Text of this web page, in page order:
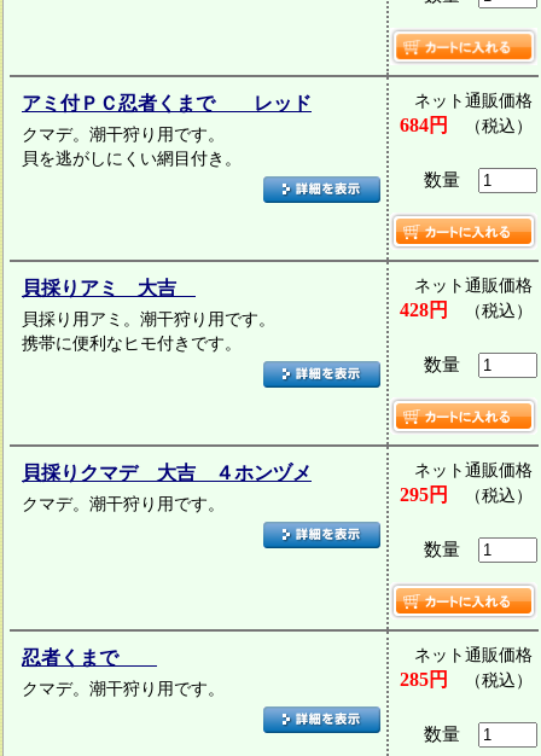
アミ付ＰＣ忍者くまで レッド
クマデ。潮干狩り用です。
貝を逃がしにくい網目付き。
ネット通販価格
684円 （税込）
数量
貝採りアミ 大吉
貝採り用アミ。潮干狩り用です。
携帯に便利なヒモ付きです。
ネット通販価格
428円 （税込）
数量
貝採りクマデ 大吉 ４ホンヅメ
クマデ。潮干狩り用です。
ネット通販価格
295円 （税込）
数量
忍者くまで
クマデ。潮干狩り用です。
ネット通販価格
285円 （税込）
数量